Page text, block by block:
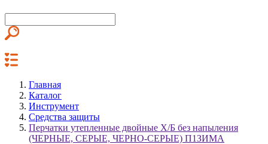
Главная
Каталог
Инструмент
Средства защиты
Перчатки утепленные двойные Х/Б без напыления
(ЧЕРНЫЕ, СЕРЫЕ, ЧЕРНО-СЕРЫЕ) П1ЗИМА